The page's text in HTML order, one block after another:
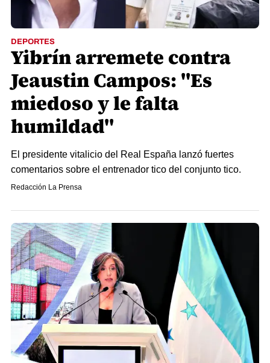
DEPORTES
Yibrín arremete contra
Jeaustin Campos: "Es
miedoso y le falta
humildad"
El presidente vitalicio del Real España lanzó fuertes
comentarios sobre el entrenador tico del conjunto tico.
Redacción La Prensa